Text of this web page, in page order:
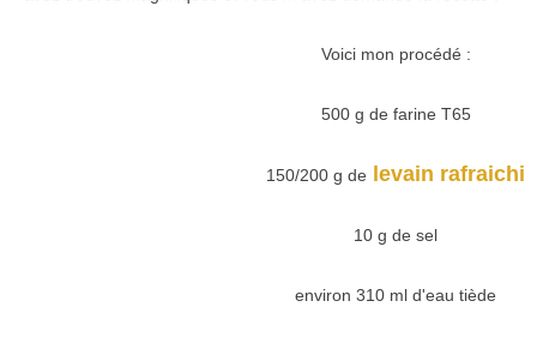
Voici mon procédé :
500 g de farine T65
150/200 g de levain rafraichi
10 g de sel
environ 310 ml d'eau tiède